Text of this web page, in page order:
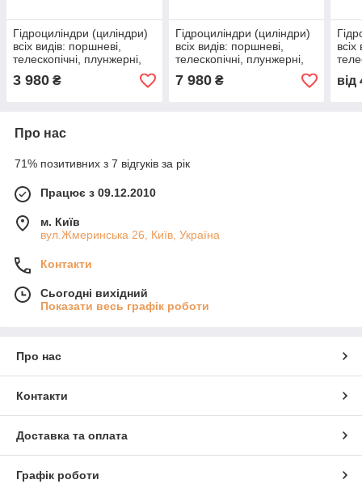
Гідроциліндри (циліндри)
всіх видів: поршневі,
телескопічні, плунжерні,
односторонньої дії для
напівпричепів
3 980 ₴
Гідроциліндри (циліндри)
всіх видів: поршневі,
телескопічні, плунжерні,
односторонньої і
двосторонньої дії
7 980₴ від
Про нас
71% позитивних з 7 відгуків за рік
Працює з 09.12.2010
м. Київ
вул.Жмеринська 26, Київ, Україна
Контакти
Сьогодні вихідний
Показати весь графік роботи
Про нас
Контакти
Доставка та оплата
Графік роботи